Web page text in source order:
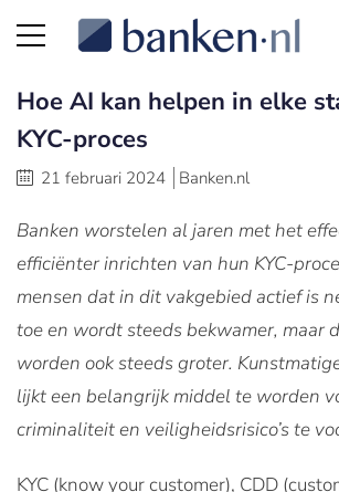
Hoe AI kan helpen in elke
KYC-proces
21 februari 2024 Banken.nl
Banken worstelen al jaren met het
efficiënter inrichten van hun KYC-
mensen dat in dit vakgebied actief is
toe en wordt steeds bekwamer, maar
worden ook steeds groter.
lijkt een belangrijk middel te worden
criminaliteit en veiligheidsrisico’s te
KYC (know your customer), CDD